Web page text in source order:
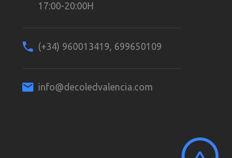
17:00-20:00H
(+34) 960013419, 699650109
info@decoledvalencia.com